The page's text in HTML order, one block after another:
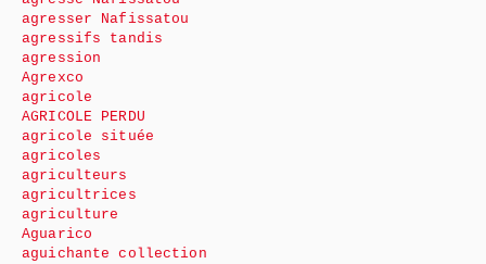
agresser Nafissatou
agressifs tandis
agression
Agrexco
agricole
AGRICOLE PERDU
agricole située
agricoles
agriculteurs
agricultrices
agriculture
Aguarico
aguichante collection